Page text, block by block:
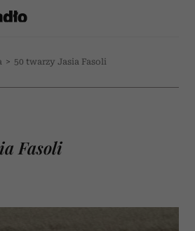
> 50 twarzy Jasia Fasoli
Fasoli